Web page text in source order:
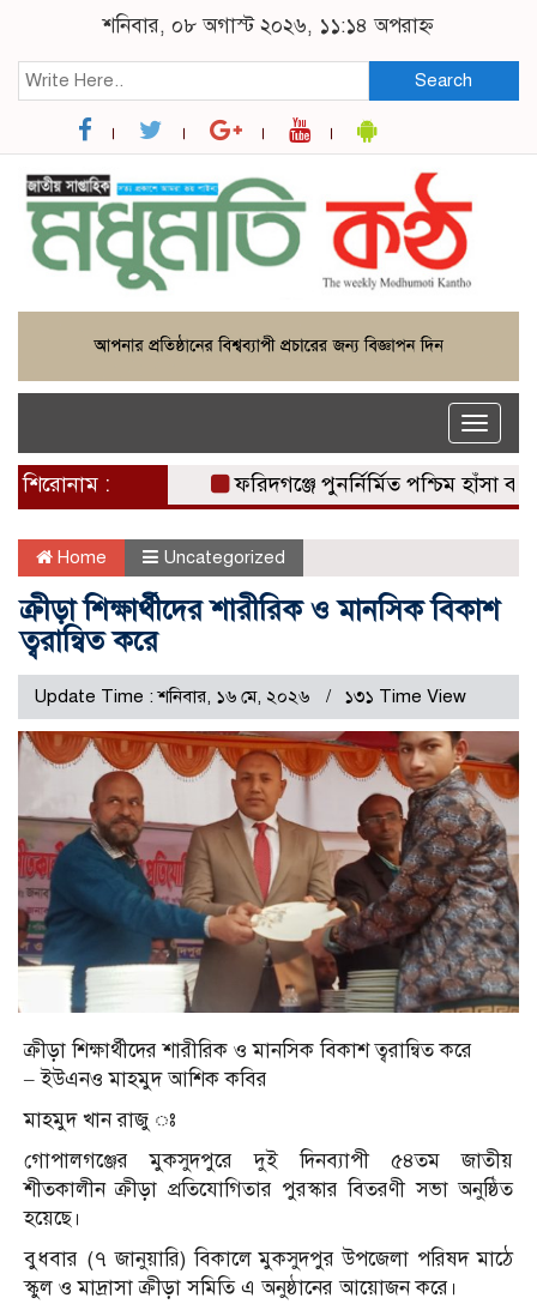
শনিবার, ০৮ অগাস্ট ২০২৬, ১১:১৪ অপরাহ্ন
Search
Toggle
শিরোনাম : ফরিদগঞ্জে পুনর্নির্মিত পশ্চিম হাঁসা
Home Uncategorized
ক্রীড়া শিক্ষার্থীদের শারীরিক ও মানসিক বিকাশ
ত্বরান্বিত করে
Update Time : শনিবার, ১৬ মে, ২০২৬ ১৩১ Time View
ক্রীড়া শিক্ষার্থীদের শারীরিক ও মানসিক বিকাশ ত্বরান্বিত করে
– ইউএনও মাহমুদ আশিক কবির
মাহমুদ খান রাজু ঃ
গোপালগঞ্জের মুকসুদপুরে দুই দিনব্যাপী ৫৪তম জাতীয়
শীতকালীন ক্রীড়া প্রতিযোগিতার পুরস্কার বিতরণী সভা অনুষ্ঠিত
হয়েছে।
বুধবার (৭ জানুয়ারি) বিকালে মুকসুদপুর উপজেলা পরিষদ মাঠে
স্কুল ও মাদ্রাসা ক্রীড়া সমিতি এ অনুষ্ঠানের আয়োজন করে।